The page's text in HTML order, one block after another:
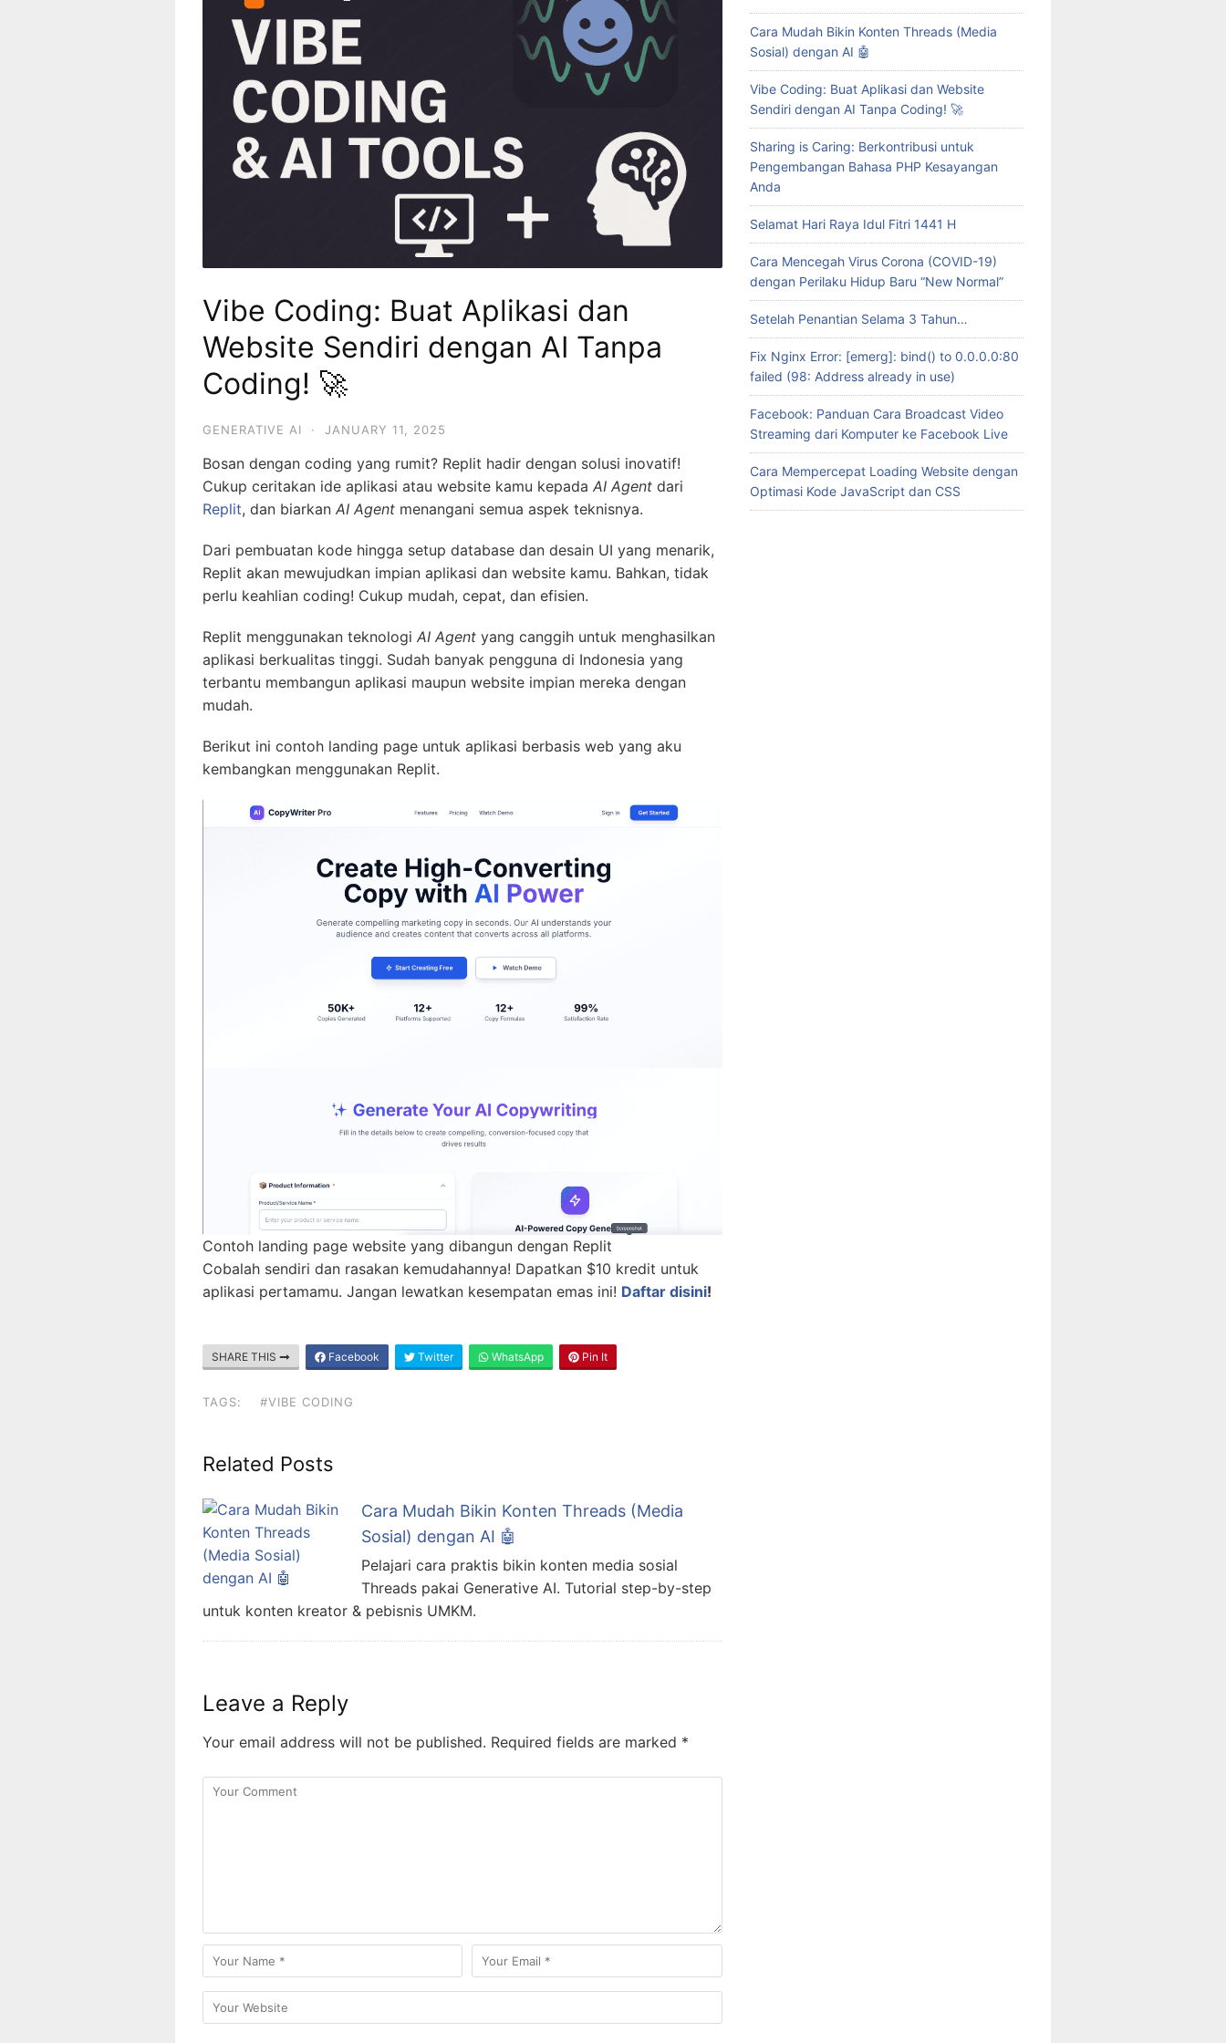
Vibe Coding: Buat Aplikasi dan
Website Sendiri dengan AI Tanpa
Coding! 🚀
GENERATIVE AI · JANUARY 11, 2025
Bosan dengan coding yang rumit? Replit hadir dengan solusi inovatif!
Cukup ceritakan ide aplikasi atau website kamu kepada AI Agent dari
Replit, dan biarkan AI Agent menangani semua aspek teknisnya.
Dari pembuatan kode hingga setup database dan desain UI yang menarik,
Replit akan mewujudkan impian aplikasi dan website kamu. Bahkan, tidak
perlu keahlian coding! Cukup mudah, cepat, dan efisien.
Replit menggunakan teknologi AI Agent yang canggih untuk menghasilkan
aplikasi berkualitas tinggi. Sudah banyak pengguna di Indonesia yang
terbantu membangun aplikasi maupun website impian mereka dengan
mudah.
Berikut ini contoh landing page untuk aplikasi berbasis web yang aku
kembangkan menggunakan Replit.
Contoh landing page website yang dibangun dengan Replit
Cobalah sendiri dan rasakan kemudahannya! Dapatkan $10 kredit untuk
aplikasi pertamamu. Jangan lewatkan kesempatan emas ini! Daftar disini!
SHARE THIS Facebook Twitter WhatsApp Pin It
TAGS: #VIBE CODING
Related Posts
Cara Mudah Bikin Konten Threads (Media
Sosial) dengan AI 🤖
Pelajari cara praktis bikin konten media sosial
Threads pakai Generative AI. Tutorial step-by-step
untuk konten kreator & pebisnis UMKM.
Leave a Reply
Your email address will not be published. Required fields are marked *
Cara Mudah Bikin Konten Threads (Media
Sosial) dengan AI 🤖
Vibe Coding: Buat Aplikasi dan Website
Sendiri dengan AI Tanpa Coding! 🚀
Sharing is Caring: Berkontribusi untuk
Pengembangan Bahasa PHP Kesayangan
Anda
Selamat Hari Raya Idul Fitri 1441 H
Cara Mencegah Virus Corona (COVID-19)
dengan Perilaku Hidup Baru “New Normal”
Setelah Penantian Selama 3 Tahun…
Fix Nginx Error: [emerg]: bind() to 0.0.0.0:80
failed (98: Address already in use)
Facebook: Panduan Cara Broadcast Video
Streaming dari Komputer ke Facebook Live
Cara Mempercepat Loading Website dengan
Optimasi Kode JavaScript dan CSS